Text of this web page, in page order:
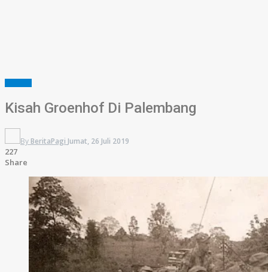
Kisah Groenhof Di Palembang
By BeritaPagi Jumat, 26 Juli 2019
227
Share